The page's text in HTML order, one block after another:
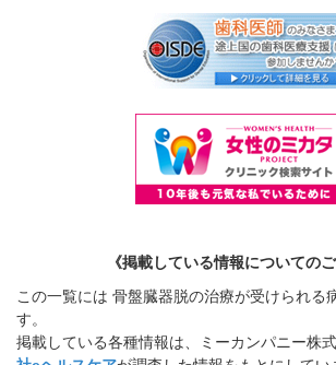
《掲載している情報についてのご
この一覧には 骨盤臓器脱の治療が受けられる
す。
掲載している各種情報は、ミーカンパニー株